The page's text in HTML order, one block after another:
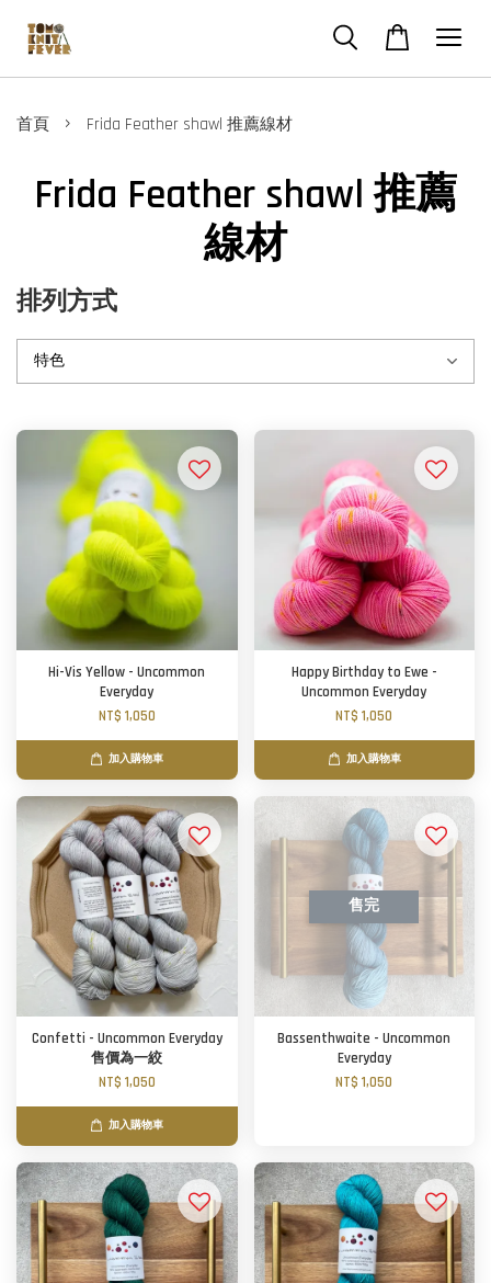
首頁 › Frida Feather shawl 推薦線材
Frida Feather shawl 推薦
線材
排列方式
Hi-Vis Yellow - Uncommon
Everyday
NT$ 1,050
加入購物車
Happy Birthday to Ewe -
Uncommon Everyday
NT$ 1,050
加入購物車
Confetti - Uncommon Everyday
售價為一絞
NT$ 1,050
加入購物車
售完
Bassenthwaite - Uncommon
Everyday
NT$ 1,050